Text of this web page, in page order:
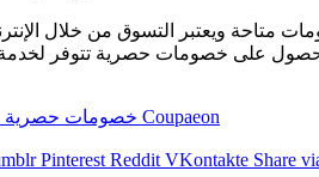
متاحة ويعتبر التسوق من خلال
خصومات حصرية موقع Coupaeon
Pinterest Reddit VKontakte Share